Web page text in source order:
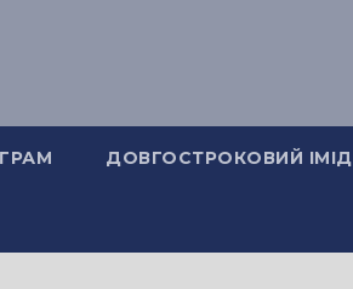
ДОВГОСТРОКОВИЙ